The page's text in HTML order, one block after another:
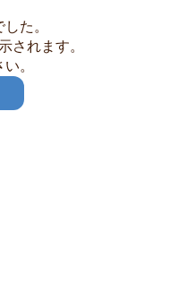
た。
されます。
。